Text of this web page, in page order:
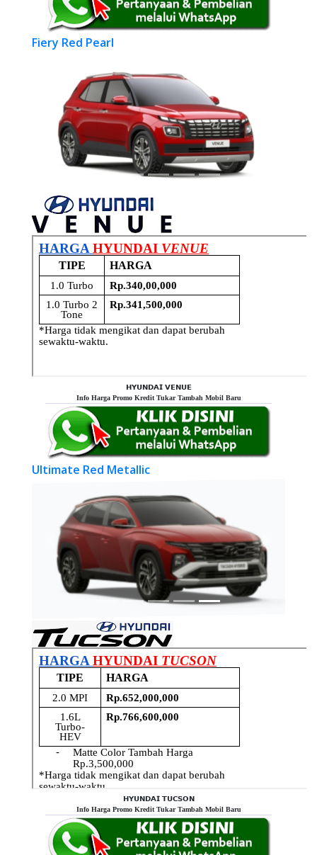
Fiery Red Pearl
Previous
𝗛𝗬𝗨𝗡𝗗𝗔𝗜 𝗩𝗘𝗡𝗨𝗘
Info Harga Promo Kredit Tukar Tambah Mobil Baru
Ultimate Red Metallic
Previous Next
𝗛𝗬𝗨𝗡𝗗𝗔𝗜 𝗧𝗨𝗖𝗦𝗢𝗡
Info Harga Promo Kredit Tukar Tambah Mobil Baru